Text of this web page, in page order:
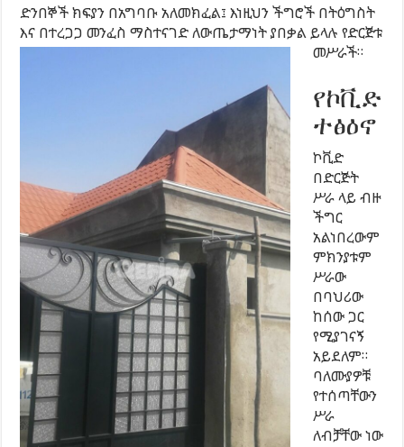
ድንበኞች ክፍያን በአግባቡ አለመክፈል፤ እነዚህን ችግሮች በትዕግስት
እና በተረጋጋ መንፈስ ማስተናገድ ለውጤታማነት ያበቃል ይላሉ የድርጅቱ
መሥራች።
የኮቪድ
ተፅዕኖ
ኮቪድ
በድርጅት
ሥራ ላይ ብዙ
ችግር
አልነበረውም
ምክንያቱም
ሥራው
በባህሪው
ከሰው ጋር
የሚያገናኝ
አይደለም።
ባለሙያዎቹ
የተሰጣቸውን
ሥራ
ለብቻቸው ነው